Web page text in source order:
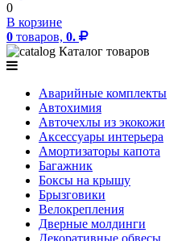
0
В корзине
0 товаров, 0.
Каталог товаров
Аварийные комплекты
Автохимия
Авточехлы из экокожи
Аксессуары интерьера
Амортизаторы капота
Багажник
Боксы на крышу
Брызговики
Велокрепления
Дверные молдинги
Декоративные обвесы